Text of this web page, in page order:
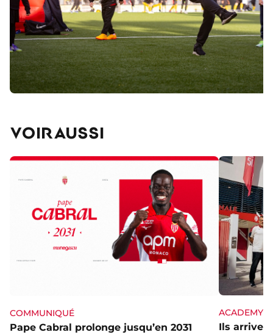
VOIR AUSSI
COMMUNIQUÉ
Pape Cabral prolonge jusqu’en 2031
ACADEMY
Ils